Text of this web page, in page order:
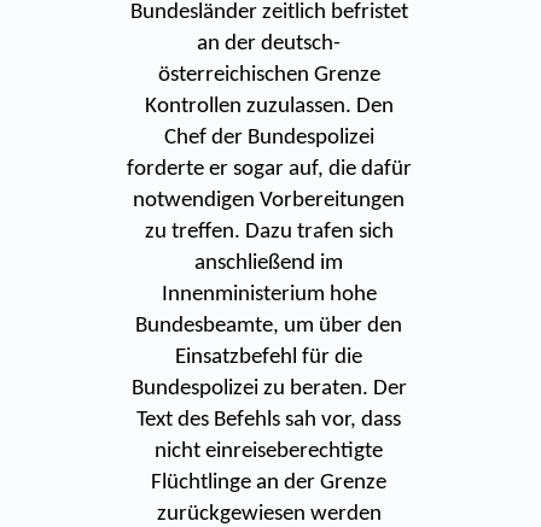
Bundesländer zeitlich befristet
an der deutsch-
österreichischen Grenze
Kontrollen zuzulassen. Den
Chef der Bundespolizei
forderte er sogar auf, die dafür
notwendigen Vorbereitungen
zu treffen. Dazu trafen sich
anschließend im
Innenministerium hohe
Bundesbeamte, um über den
Einsatzbefehl für die
Bundespolizei zu beraten. Der
Text des Befehls sah vor, dass
nicht einreiseberechtigte
Flüchtlinge an der Grenze
zurückgewiesen werden